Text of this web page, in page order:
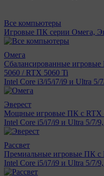
Все компьютеры
Игровые ПК серии Омега,
Омега
Сбалансированные
5060 / RTX 5060 Ti
Intel Core i3/i5/i7/i9 и Ultra 5/
Эверест
Мощные игровые ПК с RTX
Intel Core i5/i7/i9 и Ultra 5/7/
Рассвет
Премиальные игровые ПК с
Intel Core i5/i7/i9 и Ultra 5/7/